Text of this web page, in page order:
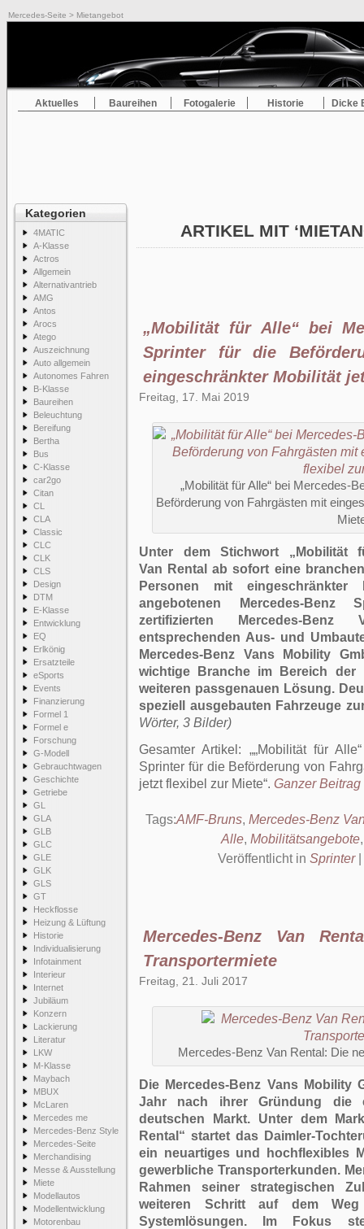
Mercedes-Seite > Mietangebot
Aktuelles Baureihen Fotogalerie Historie Dicke
Kategorien
4MATIC
A-Klasse
Actros
Allgemein
Alternativantrieb
AMG
Antos
Arocs
Atego
Auszeichnung
Auto allgemein
Autonomes Fahren
B-Klasse
Baureihen
Beleuchtung
Bereifung
Bertha
Bus
C-Klasse
car2go
Citan
CL
CLA
Classic
CLC
CLK
CLS
Design
DTM
E-Klasse
Entwicklung
EQ
Erlkönig
Ersatzteile
eSports
Events
Finanzierung
Formel 1
Formel e
Forschung
G-Modell
Gebrauchtwagen
Geschichte
Getriebe
GL
GLA
GLB
GLC
GLE
GLK
GLS
GT
Heckflosse
Heizung & Lüftung
Historie
Individualisierung
Infotainment
Interieur
Internet
Jubiläum
Konzern
Lackierung
Literatur
LKW
M-Klasse
Maybach
MBUX
McLaren
Mercedes me
Mercedes-Benz Style
Mercedes-Seite
Merchandising
Messe & Ausstellung
Miete
Modellautos
Modellentwicklung
Motorenbau
ARTIKEL MIT
„Mobilität für Alle“ bei
Sprinter für die
eingeschränkter Mobilität
Freitag, 17. Mai 2019
„Mobilität für Alle“ bei Mercedes-
Beförderung von Fahrgästen mit
Unter dem Stichwort „Mobilität
Van Rental ab sofort eine
Personen mit
angebotenen Mercedes-
zertifizierten Mercedes-Benz
entsprechenden Aus- und
Mercedes-Benz Vans Mobility
wichtige Branche im Bereich der
weiteren passgenauen Lösung.
speziell ausgebauten Fahrzeuge
Wörter, 3 Bilder)
Gesamter Artikel:
„Mobilität für
Sprinter für die Beförderung von
jetzt flexibel zur Miete . Ganzer
Tags:AMF-Bruns, Mercedes-Benz
Alle, Mobilitätsangebote
Veröffentlicht in Sprinter|
Mercedes-Benz Van
Transportermiete
Freitag, 21. Juli 2017
Mercedes-Benz Van Rental: Die
Die Mercedes-Benz Vans Mobility
Jahr nach ihrer Gründung die
deutschen Markt. Unter dem
Rental“ startet das Daimler-
ein neuartiges und hochflexibles
gewerbliche Transporterkunden.
Rahmen seiner strategischen
weiteren Schritt auf dem Weg
Systemlösungen. Im Fokus